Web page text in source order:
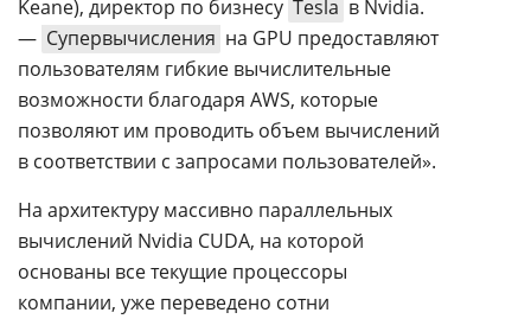
Keane), директор по бизнесу Tesla в Nvidia.
— Супервычисления на GPU предоставляют
пользователям гибкие вычислительные
возможности благодаря AWS, которые
позволяют им проводить объем вычислений
в соответствии с запросами пользователей».
На архитектуру массивно параллельных
вычислений Nvidia CUDA, на которой
основаны все текущие процессоры
компании, уже переведено сотни